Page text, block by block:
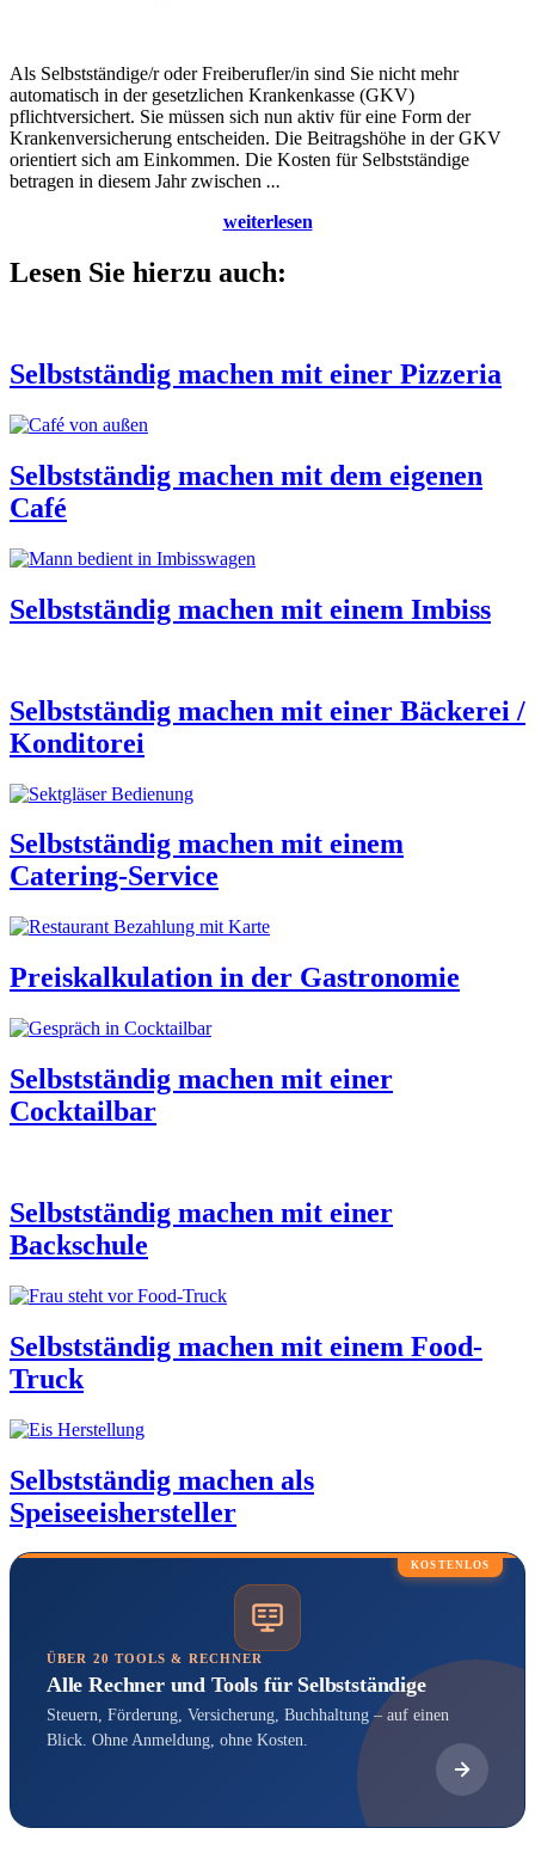
Als Selbstständige/r oder Freiberufler/in sind Sie nicht mehr
automatisch in der gesetzlichen Krankenkasse (GKV)
pflichtversichert. Sie müssen sich nun aktiv für eine Form der
Krankenversicherung entscheiden. Die Beitragshöhe in der GKV
orientiert sich am Einkommen. Die Kosten für Selbstständige
betragen in diesem Jahr zwischen ...
weiterlesen
Lesen Sie hierzu auch:
Selbstständig machen mit einer Pizzeria
Selbstständig machen mit dem eigenen
Café
Selbstständig machen mit einem Imbiss
Selbstständig machen mit einer Bäckerei /
Konditorei
Selbstständig machen mit einem
Catering-Service
Preiskalkulation in der Gastronomie
Selbstständig machen mit einer
Cocktailbar
Selbstständig machen mit einer
Backschule
Selbstständig machen mit einem Food-
Truck
Selbstständig machen als
Speiseeishersteller
KOSTENLOS
ÜBER 20 TOOLS & RECHNER
Alle Rechner und Tools für Selbstständige
Steuern, Förderung, Versicherung, Buchhaltung – auf einen
Blick. Ohne Anmeldung, ohne Kosten.